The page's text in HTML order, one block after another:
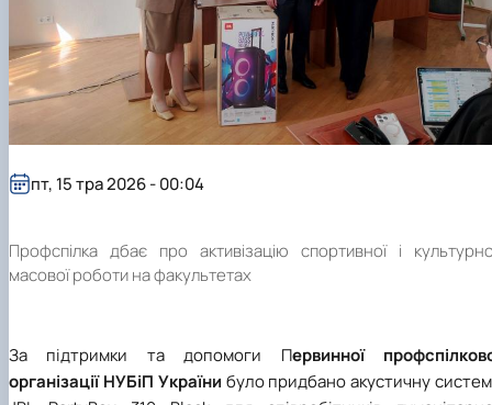
Профспілка дбає про активізацію спортивної і
масової роботи на факультетах
За підтримки та допомоги Первинної
організації НУБіП України було придбано акустичну
пт, 15 тра 2026 - 00:04